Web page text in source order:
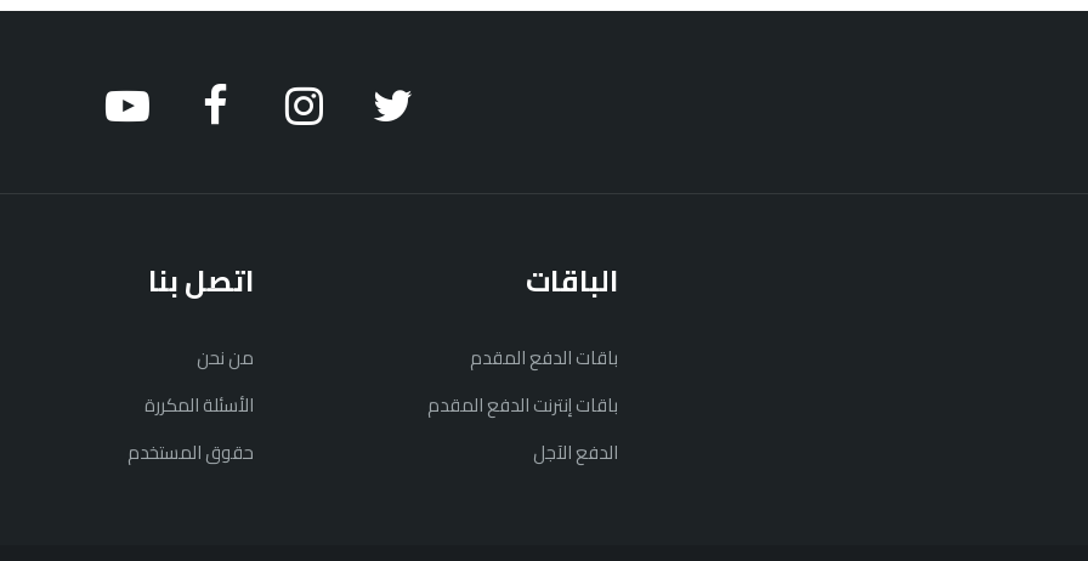
الباقات
باقات الدفع المقدم
باقات إنترنت الدفع المقدم
الدفع الآجل
اتصل بنا
من نحن
الأسئلة المكررة
حقوق المستخدم